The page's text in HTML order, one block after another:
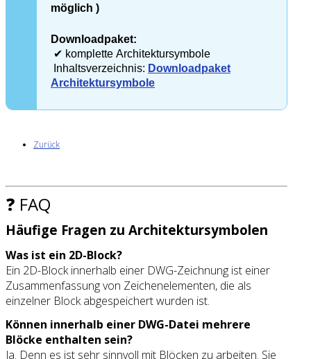
möglich )
Downloadpaket:
✔ komplette Architektursymbole
Inhaltsverzeichnis: Downloadpaket
Architektursymbole
Zurück
❓ FAQ
Häufige Fragen zu Architektursymbolen
Was ist ein 2D-Block?
Ein 2D-Block innerhalb einer DWG-Zeichnung ist einer
Zusammenfassung von Zeichenelementen, die als
einzelner Block abgespeichert wurden ist.
Können innerhalb einer DWG-Datei mehrere
Blöcke enthalten sein?
Ja. Denn es ist sehr sinnvoll mit Blöcken zu arbeiten. Sie